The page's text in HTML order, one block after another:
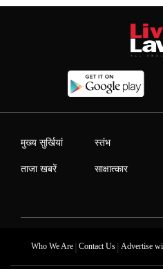
मुख्य सुर्खियां
ताजा खबरें
स्तंभ
साक्षात्कार
Who We Are| Contact Us| Advertise